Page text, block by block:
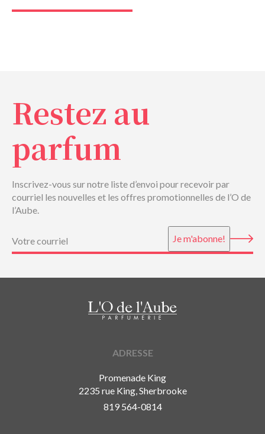
Restez au
parfum
Inscrivez-vous sur notre liste d’envoi pour recevoir par
courriel les nouvelles et les offres promotionnelles de l’O de
l’Aube.
Je m'abonne!
ADRESSE
Promenade King
2235 rue King, Sherbrooke
819 564-0814